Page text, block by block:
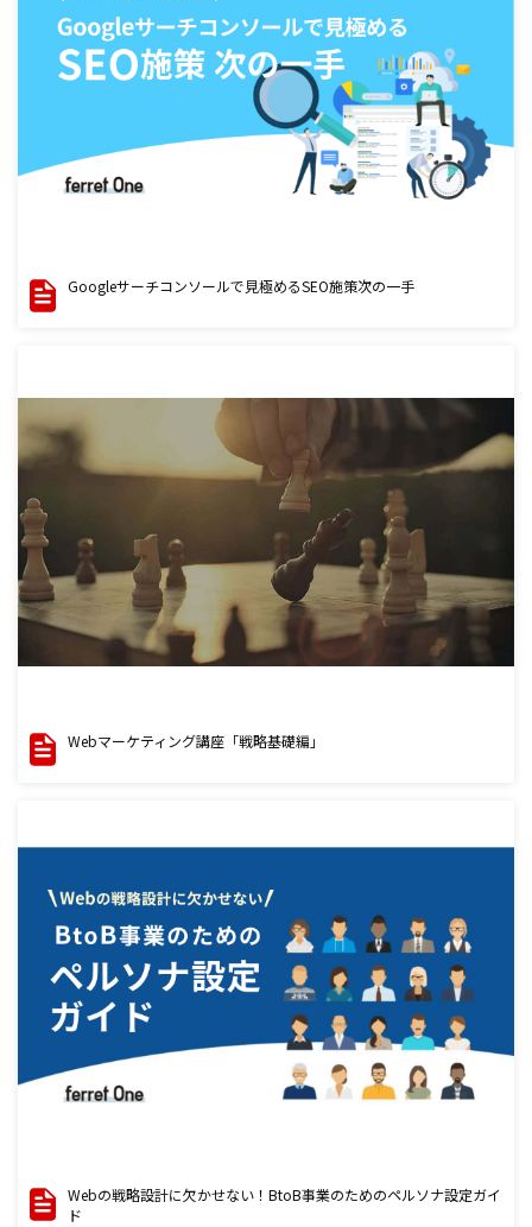
Googleサーチコンソールで見極めるSEO施策次の一手
Webマーケティング講座「戦略基礎編」
Webの戦略設計に欠かせない！BtoB事業のためのペルソナ設定ガイ
ド